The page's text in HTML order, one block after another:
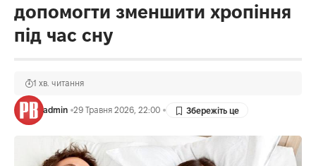
допомогти зменшити хропіння
під час сну
admin 29 Травня 2026, 22:00
1 хв. читання